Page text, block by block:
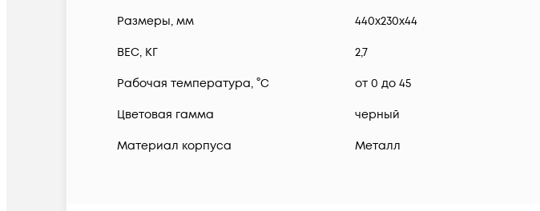
Размеры, мм 440x230x44
ВЕС, КГ 2,7
Рабочая температура, °C от 0 до 45
Цветовая гамма черный
Материал корпуса Металл